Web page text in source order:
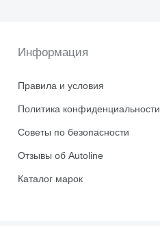
Информация
Правила и условия
Политика конфиденциальности
Советы по безопасности
Отзывы об Autoline
Каталог марок